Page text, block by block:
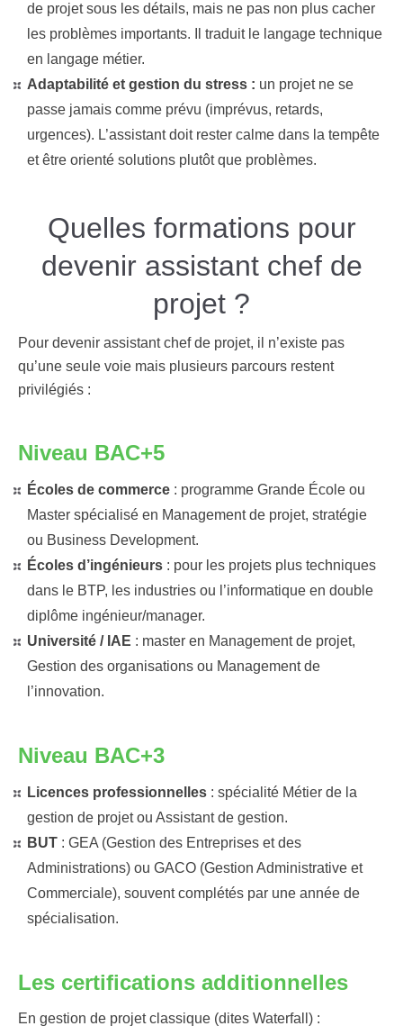
de projet sous les détails, mais ne pas non plus cacher
les problèmes importants. Il traduit le langage technique
en langage métier.
Adaptabilité et gestion du stress : un projet ne se
passe jamais comme prévu (imprévus, retards,
urgences). L’assistant doit rester calme dans la tempête
et être orienté solutions plutôt que problèmes.
Quelles formations pour
devenir assistant chef de
projet ?
Pour devenir assistant chef de projet, il n’existe pas
qu’une seule voie mais plusieurs parcours restent
privilégiés :
Niveau BAC+5
Écoles de commerce : programme Grande École ou
Master spécialisé en Management de projet, stratégie
ou Business Development.
Écoles d’ingénieurs : pour les projets plus techniques
dans le BTP, les industries ou l’informatique en double
diplôme ingénieur/manager.
Université / IAE : master en Management de projet,
Gestion des organisations ou Management de
l’innovation.
Niveau BAC+3
Licences professionnelles : spécialité Métier de la
gestion de projet ou Assistant de gestion.
BUT : GEA (Gestion des Entreprises et des
Administrations) ou GACO (Gestion Administrative et
Commerciale), souvent complétés par une année de
spécialisation.
Les certifications additionnelles
En gestion de projet classique (dites Waterfall) :